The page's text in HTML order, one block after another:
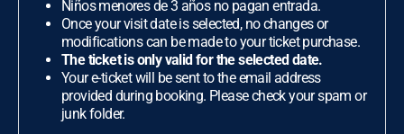
Niños menores de 3 años no pagan entrada.
Once your visit date is selected, no changes or
modifications can be made to your ticket purchase.
The ticket is only valid for the selected date.
Your e-ticket will be sent to the email address
provided during booking. Please check your spam or
junk folder.